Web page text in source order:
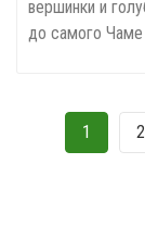
вершинки и
до самого
1 2